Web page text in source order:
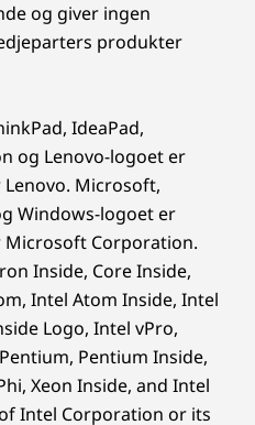
og giver ingen
produkter
IdeaPad,
og Lenovo-logoet er
Microsoft,
Windows-logoet er
Corporation.
Inside, Core Inside,
Intel Atom Inside, Intel
Logo, Intel vPro,
Pentium Inside,
Xeon Inside, and Intel
Intel Corporation or its